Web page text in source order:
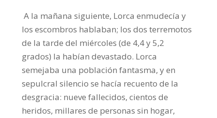
A la mañana siguiente, Lorca enmudecía y
los escombros hablaban; los dos terremotos
de la tarde del miércoles (de 4,4 y 5,2
grados) la habían devastado. Lorca
semejaba una población fantasma, y en
sepulcral silencio se hacía recuento de la
desgracia: nueve fallecidos, cientos de
heridos, millares de personas sin hogar,